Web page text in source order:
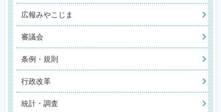
広報みやこじま
審議会
条例・規則
行政改革
統計・調査